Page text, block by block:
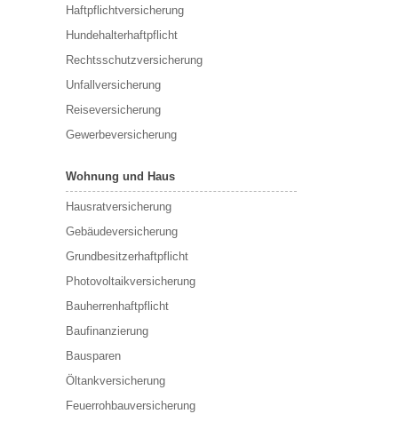
Haftpflichtversicherung
Hundehalterhaftpflicht
Rechtsschutzversicherung
Unfallversicherung
Reiseversicherung
Gewerbeversicherung
Wohnung und Haus
Hausratversicherung
Gebäudeversicherung
Grundbesitzerhaftpflicht
Photovoltaikversicherung
Bauherrenhaftpflicht
Baufinanzierung
Bausparen
Öltankversicherung
Feuerrohbauversicherung